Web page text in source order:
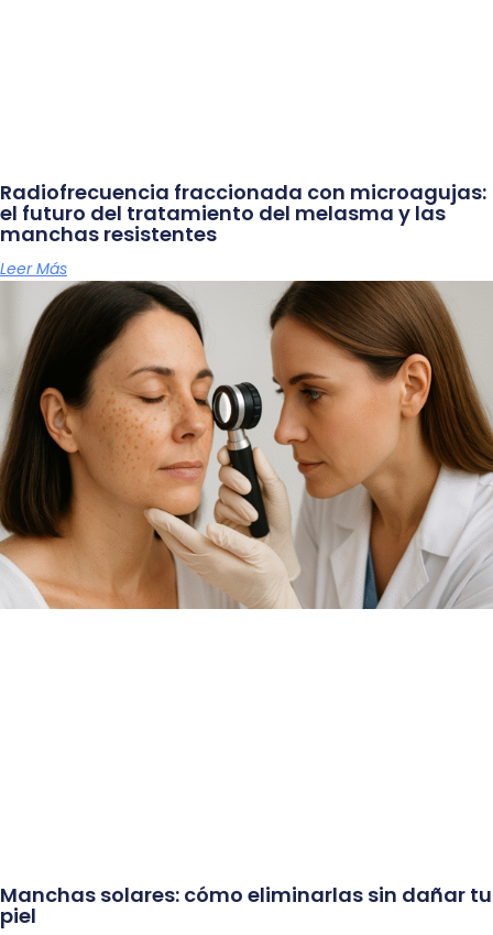
Radiofrecuencia fraccionada con microagujas:
el futuro del tratamiento del melasma y las
manchas resistentes
Leer Más
Manchas solares: cómo eliminarlas sin dañar tu
piel